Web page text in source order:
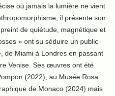
où jamais la lumière ne vient
il présente son
de quiétude, magnétique et
» ont su séduire un public
de Miami à Londres en passant
Venise. Ses œuvres ont été
(2022), au Musée Rosa
de Monaco (2024) mais